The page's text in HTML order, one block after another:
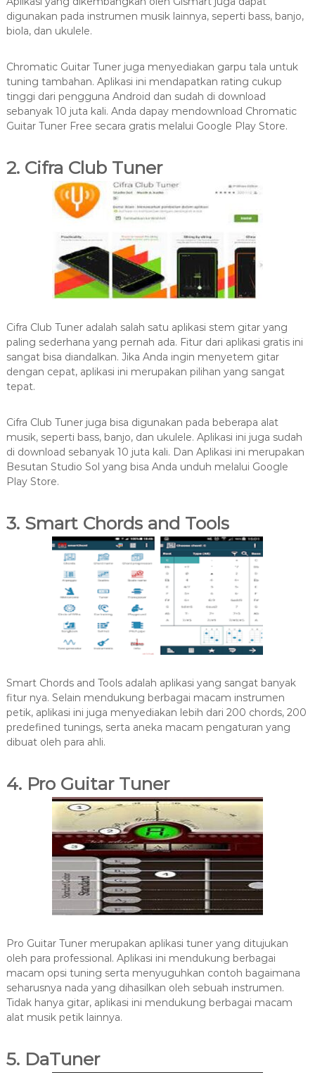
digunakan pada instrumen musik lainnya, seperti bass, banjo,
biola, dan ukulele.
Chromatic Guitar Tuner juga menyediakan garpu tala untuk
tuning tambahan. Aplikasi ini mendapatkan rating cukup
tinggi dari pengguna Android dan sudah di download
sebanyak 10 juta kali. Anda dapay mendownload Chromatic
Guitar Tuner Free secara gratis melalui Google Play Store.
2. Cifra Club Tuner
Cifra Club Tuner adalah salah satu aplikasi stem gitar yang
paling sederhana yang pernah ada. Fitur dari aplikasi gratis ini
sangat bisa diandalkan. Jika Anda ingin menyetem gitar
dengan cepat, aplikasi ini merupakan pilihan yang sangat
tepat.
Cifra Club Tuner juga bisa digunakan pada beberapa alat
musik, seperti bass, banjo, dan ukulele. Aplikasi ini juga sudah
di download sebanyak 10 juta kali. Dan Aplikasi ini merupakan
Besutan Studio Sol yang bisa Anda unduh melalui Google
Play Store.
3. Smart Chords and Tools
Smart Chords and Tools adalah aplikasi yang sangat banyak
fitur nya. Selain mendukung berbagai macam instrumen
petik, aplikasi ini juga menyediakan lebih dari 200 chords, 200
predefined tunings, serta aneka macam pengaturan yang
dibuat oleh para ahli.
4. Pro Guitar Tuner
Pro Guitar Tuner merupakan aplikasi tuner yang ditujukan
oleh para professional. Aplikasi ini mendukung berbagai
macam opsi tuning serta menyuguhkan contoh bagaimana
seharusnya nada yang dihasilkan oleh sebuah instrumen.
Tidak hanya gitar, aplikasi ini mendukung berbagai macam
alat musik petik lainnya.
5. DaTuner